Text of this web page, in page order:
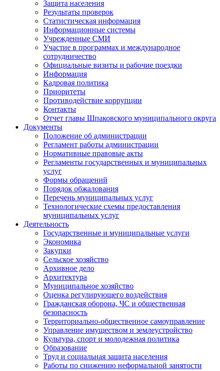
Защита населения
Результаты проверок
Статистическая информация
Информационные системы
Учрежденные СМИ
Участие в программах и международное
сотрудничество
Официальные визиты и рабочие поездки
Информация
Кадровая политика
Приоритеты
Противодействие коррупции
Контакты
Отчет главы Шпаковского муниципального округа
Документы
Положение об администрации
Регламент работы администрации
Нормативные правовые акты
Регламенты государственных и муниципальных
услуг
Формы обращений
Порядок обжалования
Перечень муниципальных услуг
Технологические схемы предоставления
муниципальных услуг
Деятельность
Государственные и муниципальные услуги
Экономика
Закупки
Сельское хозяйство
Архивное дело
Архитектура
Муниципальное хозяйство
Оценка регулирующего воздействия
Гражданская оборона, ЧС и общественная
безопасность
Территориально-общественное самоуправление
Управление имуществом и землеустройство
Культура, спорт и молодежная политика
Образование
Труд и социальная защита населения
Работы по снижению неформальной занятости